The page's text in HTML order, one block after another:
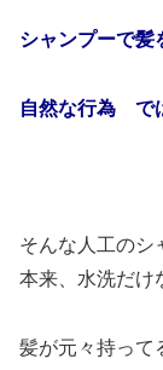
シャンプーで髪
自然な行為 で
そんな人工のシ
本来、水洗だけ
髪が元々持っ